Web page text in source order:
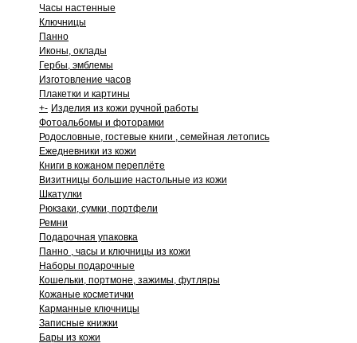
Часы настенные
Ключницы
Панно
Иконы, оклады
Гербы, эмблемы
Изготовление часов
Плакетки и картины
+- Изделия из кожи ручной работы
Фотоальбомы и фоторамки
Родословные, гостевые книги , семейная летопись
Ежедневники из кожи
Книги в кожаном переплёте
Визитницы большие настольные из кожи
Шкатулки
Рюкзаки, сумки, портфели
Ремни
Подарочная упаковка
Панно , часы и ключницы из кожи
Наборы подарочные
Кошельки, портмоне, зажимы, футляры
Кожаные косметички
Карманные ключницы
Записные книжки
Бары из кожи